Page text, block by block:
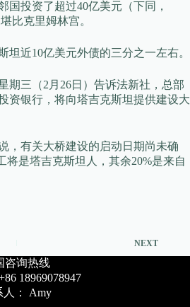
国投资了超过40亿美元（下同，
比克里姆林宫。
坦近10亿美元外债的三分之一左右。
期三（2月26日）告诉法新社，总部
资银行，将向塔吉克斯坦提供建设大
，有关大桥建设的启动日期尚未确
将是塔吉克斯坦人，其余20%是来自
NEXT
咨询热线
18969078947
人： Amy